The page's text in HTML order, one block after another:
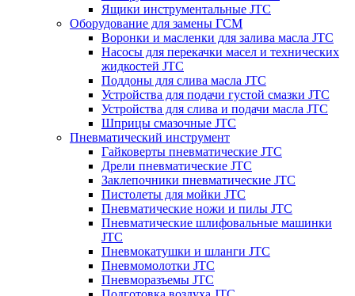
Ящики инструментальные JTC
Оборудование для замены ГСМ
Воронки и масленки для залива масла JTC
Насосы для перекачки масел и технических
жидкостей JTC
Поддоны для слива масла JTC
Устройства для подачи густой смазки JTC
Устройства для слива и подачи масла JTC
Шприцы смазочные JTC
Пневматический инструмент
Гайковерты пневматические JTC
Дрели пневматические JTC
Заклепочники пневматические JTC
Пистолеты для мойки JTC
Пневматические ножи и пилы JTC
Пневматические шлифовальные машинки
JTC
Пневмокатушки и шланги JTC
Пневмомолотки JTC
Пневморазъемы JTC